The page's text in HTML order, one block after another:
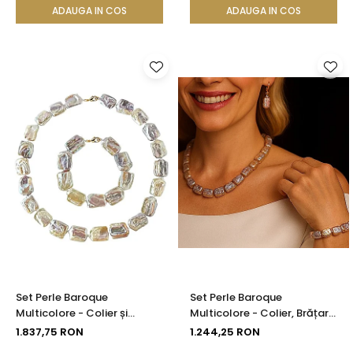
ADAUGA IN COS ADAUGA IN COS
Set Perle Baroque
Multicolore - Colier și
Brățară, Aur Galben 14K |
1.837,75 RON
Set Perle Baroque
Multicolore - Colier, Brățară
și Cercei, Argint 925 |
1.244,25 RON